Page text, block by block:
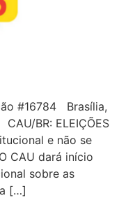
#16784 Brasília,
BR: ELEIÇÕES
e não se
CAU dará início
sobre as
[…]